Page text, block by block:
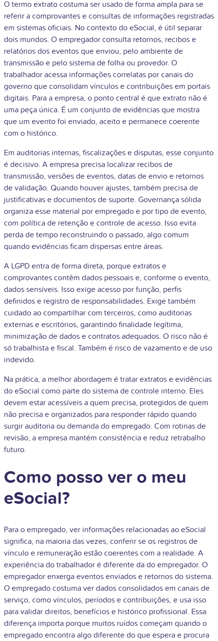
O termo extrato costuma ser usado de forma ampla para se
referir a comprovantes e consultas de informações registradas
em sistemas oficiais. No contexto do eSocial, é útil separar
dois mundos. O empregador consulta retornos, recibos e
relatórios dos eventos que enviou, pelo ambiente de
transmissão e pelo sistema de folha ou provedor. O
trabalhador acessa informações correlatas por canais do
governo que consolidam vínculos e contribuições em portais
digitais. Para a empresa, o ponto central é que extrato não é
uma peça única. É um conjunto de evidências que mostra
que um evento foi enviado, aceito e permanece coerente
com o histórico.
Em auditorias internas, fiscalizações e disputas, esse conjunto
é decisivo. A empresa precisa localizar recibos de
transmissão, versões de eventos, datas de envio e retornos
de validação. Quando houver ajustes, também precisa de
justificativas e documentos de suporte. Governança sólida
organiza esse material por empregado e por tipo de evento,
com política de retenção e controle de acesso. Isso evita
perda de tempo reconstruindo o passado, algo comum
quando evidências ficam dispersas entre áreas.
A LGPD entra de forma direta, porque extratos e
comprovantes contêm dados pessoais e, conforme o evento,
dados sensíveis. Isso exige acesso por função, perfis
definidos e registro de responsabilidades. Exige também
cuidado ao compartilhar com terceiros, como auditorias
externas e escritórios, garantindo finalidade legítima,
minimização de dados e contratos adequados. O risco não é
só trabalhista e fiscal. Também é risco de vazamento e de uso
indevido.
Na prática, a melhor abordagem é tratar extratos e evidências
do eSocial como parte do sistema de controle interno. Eles
devem estar acessíveis a quem precisa, protegidos de quem
não precisa e organizados para responder rápido quando
surgir auditoria ou demanda do empregado. Com rotinas de
revisão, a empresa mantém consistência e reduz retrabalho
futuro.
Como posso ver o meu
eSocial?
Para o empregado, ver informações relacionadas ao eSocial
significa, na maioria das vezes, conferir se os registros de
vínculo e remuneração estão coerentes com a realidade. A
experiência do trabalhador é diferente da do empregador. O
empregador enxerga eventos enviados e retornos do sistema.
O empregado costuma ver dados consolidados em canais de
serviço, como vínculos, períodos e contribuições, e usa isso
para validar direitos, benefícios e histórico profissional. Essa
diferença importa porque muitos ruídos começam quando o
empregado encontra algo diferente do que espera e procura